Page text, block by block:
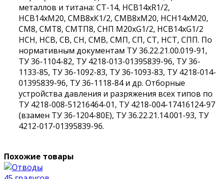
металлов и титана: СТ-14, НСВ14хR1/2,
НСВ14хМ20, СМВ8хК1/2, СМВ8хМ20, НСН14хМ20,
СМ8, СМТ8, СМТП8, СНП М20хG1/2, НСВ14хG1/2
НСН, НСВ, СВ, СН, СМВ, СМП, СП, СТ, НСТ, СПП. По
нормативным документам ТУ 36.22.21.00.019-91,
ТУ 36-1104-82, ТУ 4218-013-01395839-96, ТУ 36-
1133-85, ТУ 36-1092-83, ТУ 36-1093-83, ТУ 4218-014-
01395839-96, ТУ 36-1118-84 и др. Отборные
устройства давления и разряжения всех типов по
ТУ 4218-008-51216464-01, ТУ 4218-004-17416124-97
(взамен ТУ 36-1204-80Е), ТУ 36.22.21.14.001-93, ТУ
4212-017-01395839-96.
Похожие товары